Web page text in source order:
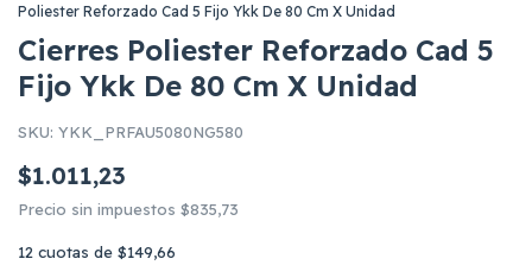
Poliester Reforzado Cad 5 Fijo Ykk De 80 Cm X Unidad
Cierres Poliester Reforzado Cad 5
Fijo Ykk De 80 Cm X Unidad
SKU: YKK_PRFAU5080NG580
$1.011,23
Precio sin impuestos $835,73
12 cuotas de $149,66